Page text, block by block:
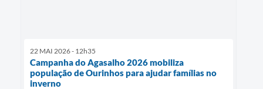
22 MAI 2026 - 12h35
Campanha do Agasalho 2026 mobiliza
população de Ourinhos para ajudar famílias no
inverno